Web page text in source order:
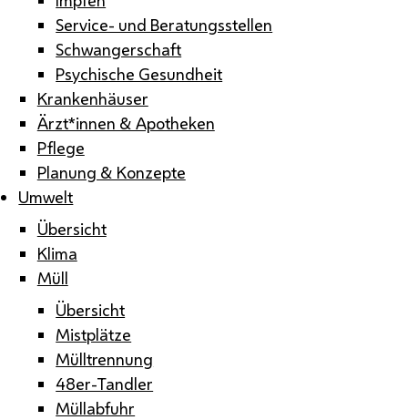
Service- und Beratungsstellen
Schwangerschaft
Psychische Gesundheit
Krankenhäuser
Ärzt*innen & Apotheken
Pflege
Planung & Konzepte
Umwelt
Übersicht
Klima
Müll
Übersicht
Mistplätze
Mülltrennung
48er-Tandler
Müllabfuhr